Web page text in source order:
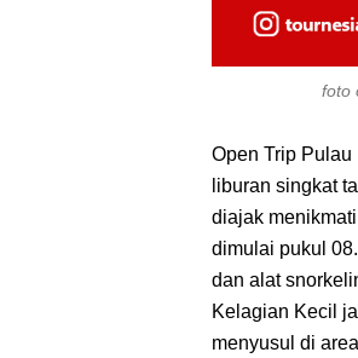
foto
Open Trip
liburan singkat
diajak
dimulai pukul
dan alat
Kelagian Kecil
menyusul di